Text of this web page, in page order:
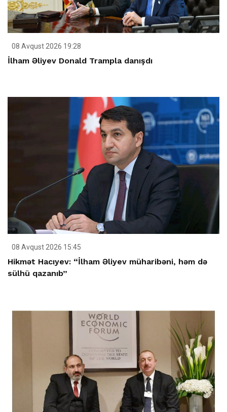
08 Avqust 2026 19:28
İlham Əliyev Donald Trampla danışdı
08 Avqust 2026 15:45
Hikmət Hacıyev: “İlham Əliyev müharibəni, həm də
sülhü qazanıb”